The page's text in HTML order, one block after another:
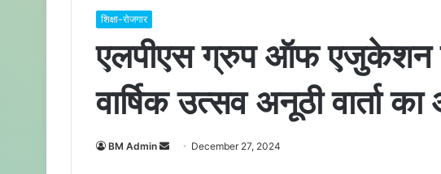
शिक्षा-रोजगार
एलपीएस ग्रुप ऑफ एजुकेशन
वार्षिक उत्सव अनूठी वार्ता
BM Admin December 27, 2024